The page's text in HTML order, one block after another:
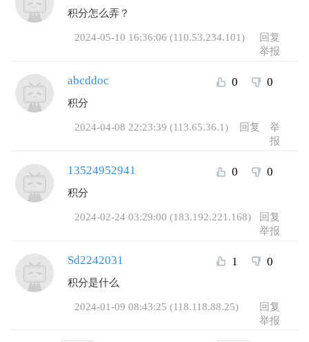
积分怎么弄？
2024-05-10 16:36:06 (110.53.234.101)
回复
举报
abcddoc 0 0
积分
2024-04-08 22:23:39 (113.65.36.1) 回复
举
报
13524952941 0 0
积分
2024-02-24 03:29:00 (183.192.221.168)
回复
举报
Sd2242031 1 0
积分是什么
2024-01-09 08:43:25 (118.118.88.25)
回复
举报